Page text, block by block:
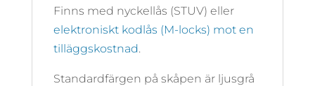
Finns med nyckellås (STUV) eller
elektroniskt kodlås (M-locks) mot en
tilläggskostnad.
Standardfärgen på skåpen är ljusgrå